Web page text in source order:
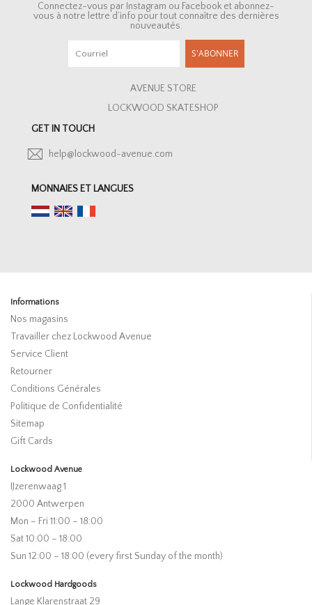
Connectez-vous par Instagram ou Facebook et abonnez-
vous à notre lettre d’info pour tout connaître des dernières
nouveautés.
S'ABONNER
AVENUE STORE
LOCKWOOD SKATESHOP
GET IN TOUCH
help@lockwood-avenue.com
MONNAIES ET LANGUES
Informations
Nos magasins
Travailler chez Lockwood Avenue
Service Client
Retourner
Conditions Générales
Politique de Confidentialité
Sitemap
Gift Cards
Lockwood Avenue
IJzerenwaag 1
2000 Antwerpen
Mon – Fri 11:00 – 18:00
Sat 10:00 – 18:00
Sun 12:00 – 18:00 (every first Sunday of the month)
Lockwood Hardgoods
Lange Klarenstraat 29